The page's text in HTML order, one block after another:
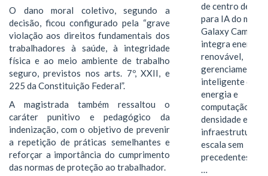
O dano moral coletivo, segundo a
decisão, ficou configurado pela “grave
violação aos direitos fundamentais dos
trabalhadores à saúde, à integridade
física e ao meio ambiente de trabalho
seguro, previstos nos arts. 7º, XXII, e
225 da Constituição Federal”.
A magistrada também ressaltou o
caráter punitivo e pedagógico da
indenização, com o objetivo de prevenir
a repetição de práticas semelhantes e
reforçar a importância do cumprimento
das normas de proteção ao trabalhador.
de centro de
para IA do
Galaxy Campus
integra energia
renovável,
gerenciamento
inteligente de
energia e
computação de
densidade em
infraestrutura
escala sem
…